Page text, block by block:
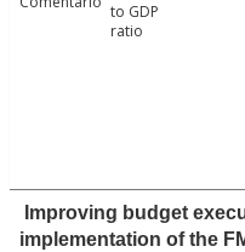
to GDP
ratio
Improving budget
implementation of the